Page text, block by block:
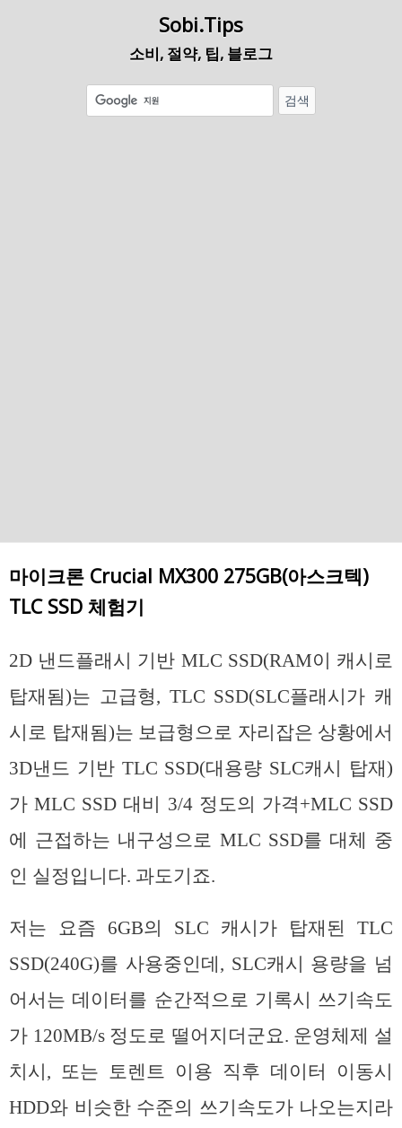
Sobi.Tips
소비, 절약, 팁, 블로그
마이크론 Crucial MX300 275GB(아스크텍)
TLC SSD 체험기
2D 낸드플래시 기반 MLC SSD(RAM이 캐시로
탑재됨)는 고급형, TLC SSD(SLC플래시가 캐
시로 탑재됨)는 보급형으로 자리잡은 상황에서
3D낸드 기반 TLC SSD(대용량 SLC캐시 탑재)
가 MLC SSD 대비 3/4 정도의 가격+MLC SSD
에 근접하는 내구성으로 MLC SSD를 대체 중
인 실정입니다. 과도기죠.
저는 요즘 6GB의 SLC 캐시가 탑재된 TLC
SSD(240G)를 사용중인데, SLC캐시 용량을 넘
어서는 데이터를 순간적으로 기록시 쓰기속도
가 120MB/s 정도로 떨어지더군요. 운영체제 설
치시, 또는 토렌트 이용 직후 데이터 이동시
HDD와 비슷한 수준의 쓰기속도가 나오는지라